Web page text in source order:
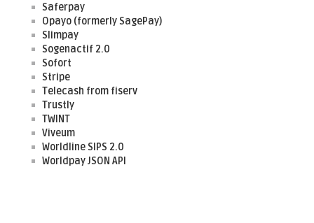
Saferpay
Opayo (formerly SagePay)
Slimpay
Sogenactif 2.0
Sofort
Stripe
Telecash from fiserv
Trustly
TWINT
Viveum
Worldline SIPS 2.0
Worldpay JSON API